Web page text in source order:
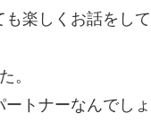
楽しくお話をし
。
トナーなんでしょ